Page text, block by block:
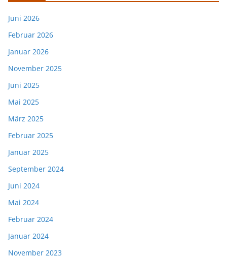
Juni 2026
Februar 2026
Januar 2026
November 2025
Juni 2025
Mai 2025
März 2025
Februar 2025
Januar 2025
September 2024
Juni 2024
Mai 2024
Februar 2024
Januar 2024
November 2023